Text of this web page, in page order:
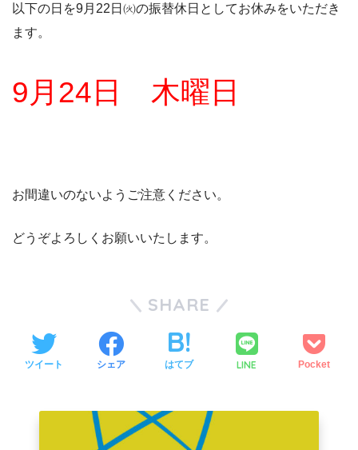
以下の日を9月22日㈫の振替休日としてお休みをいただき
ます。
9月24日 木曜日
お間違いのないようご注意ください。
どうぞよろしくお願いいたします。
SHARE
ツイート シェア はてブ LINE Pocket